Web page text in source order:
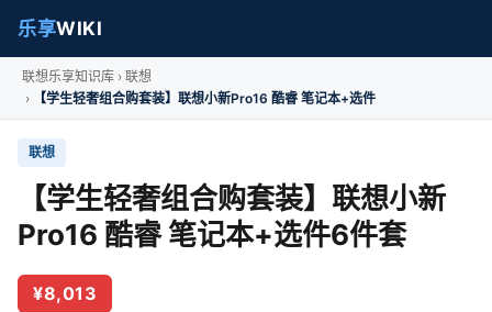
乐享WIKI
联想乐享知识库
联想
【学生轻奢组合购套装】联想小新Pro16 酷睿 笔记本+选件
联想
【学生轻奢组合购套装】联想小新
Pro16 酷睿 笔记本+选件6件套
¥8,013